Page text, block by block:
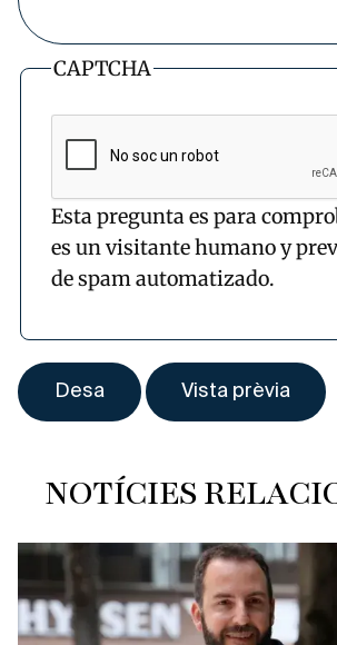
CAPTCHA
Esta pregunta es para
es un visitante humano y
de spam automatizado.
NOTÍCIES